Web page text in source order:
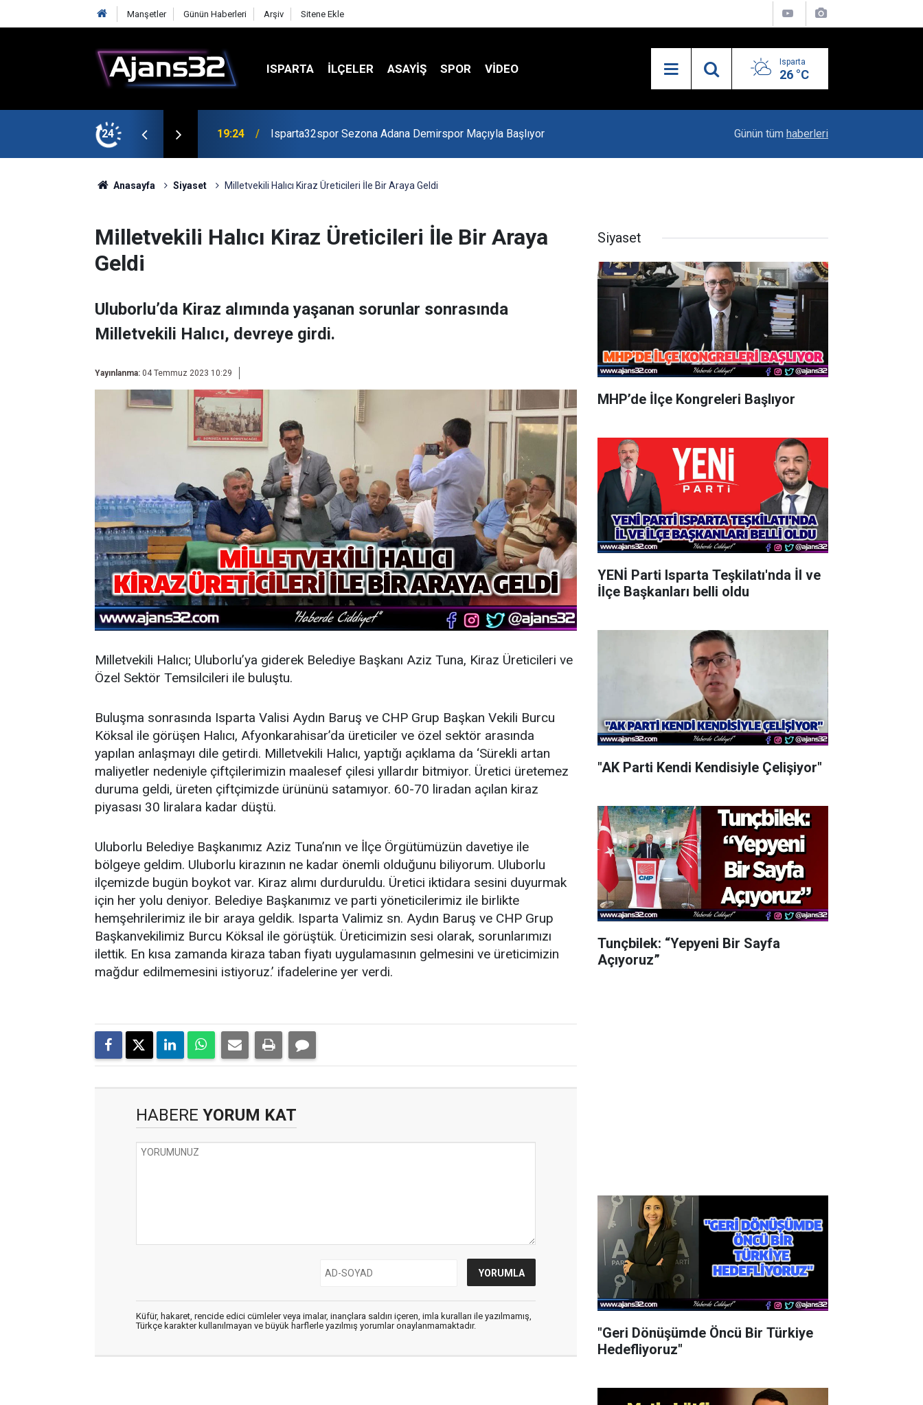
Manşetler Günün Haberleri Arşiv Sitene Ekle
ISPARTA İLÇELER ASAYİŞ SPOR VIDEO Isparta
26 °C
24
Maçıyla Başlıyor 19:22 Isparta Kredi Batağında Vali Erin: Bu İşin Kenarında Olanlara Bile Bu
Günün tüm haberleri
Anasayfa Siyaset Milletvekili Halıcı Kiraz Üreticileri İle Bir Araya Geldi
Milletvekili Halıcı Kiraz Üreticileri İle Bir Araya
Geldi
Uluborlu’da Kiraz alımında yaşanan sorunlar sonrasında
Milletvekili Halıcı, devreye girdi.
Yayınlanma: 04 Temmuz 2023 10:29
Milletvekili Halıcı; Uluborlu’ya giderek Belediye Başkanı Aziz Tuna, Kiraz Üreticileri ve
Özel Sektör Temsilcileri ile buluştu.
Buluşma sonrasında Isparta Valisi Aydın Baruş ve CHP Grup Başkan Vekili Burcu
Köksal ile görüşen Halıcı, Afyonkarahisar’da üreticiler ve özel sektör arasında
yapılan anlaşmayı dile getirdi. Milletvekili Halıcı, yaptığı açıklama da ‘Sürekli artan
maliyetler nedeniyle çiftçilerimizin maalesef çilesi yıllardır bitmiyor. Üretici üretemez
duruma geldi, üreten çiftçimizde ürününü satamıyor. 60-70 liradan açılan kiraz
piyasası 30 liralara kadar düştü.
Uluborlu Belediye Başkanımız Aziz Tuna’nın ve İlçe Örgütümüzün davetiye ile
bölgeye geldim. Uluborlu kirazının ne kadar önemli olduğunu biliyorum. Uluborlu
ilçemizde bugün boykot var. Kiraz alımı durduruldu. Üretici iktidara sesini duyurmak
için her yolu deniyor. Belediye Başkanımız ve parti yöneticilerimiz ile birlikte
hemşehrilerimiz ile bir araya geldik. Isparta Valimiz sn. Aydın Baruş ve CHP Grup
Başkanvekilimiz Burcu Köksal ile görüştük. Üreticimizin sesi olarak, sorunlarımızı
ilettik. En kısa zamanda kiraza taban fiyatı uygulamasının gelmesini ve üreticimizin
mağdur edilmemesini istiyoruz.’ ifadelerine yer verdi.
HABERE YORUM KAT
Küfür, hakaret, rencide edici cümleler veya imalar, inançlara saldırı içeren, imla kuralları ile yazılmamış,
Türkçe karakter kullanılmayan ve büyük harflerle yazılmış yorumlar onaylanmamaktadır.
Siyaset
MHP’de İlçe Kongreleri Başlıyor
YENİ Parti Isparta Teşkilatı'nda İl ve
İlçe Başkanları belli oldu
"AK Parti Kendi Kendisiyle Çelişiyor"
Tunçbilek: “Yepyeni Bir Sayfa
Açıyoruz”
"Geri Dönüşümde Öncü Bir Türkiye
Hedefliyoruz"